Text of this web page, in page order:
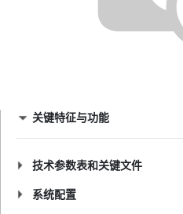
关键特征与功能
技术参数表和关键文件
系统配置